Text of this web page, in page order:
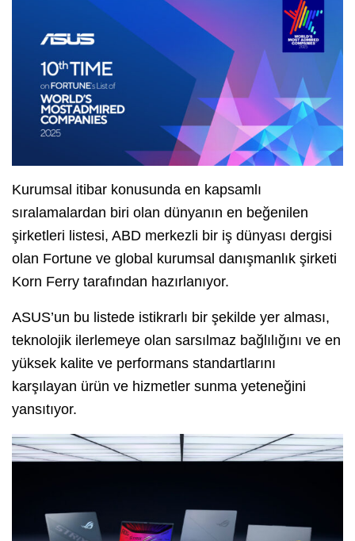
Kurumsal itibar konusunda en kapsamlı
sıralamalardan biri olan dünyanın en beğenilen
şirketleri listesi, ABD merkezli bir iş dünyası dergisi
olan Fortune ve global kurumsal danışmanlık şirketi
Korn Ferry tarafından hazırlanıyor.
ASUS’un bu listede istikrarlı bir şekilde yer alması,
teknolojik ilerlemeye olan sarsılmaz bağlılığını ve en
yüksek kalite ve performans standartlarını
karşılayan ürün ve hizmetler sunma yeteneğini
yansıtıyor.